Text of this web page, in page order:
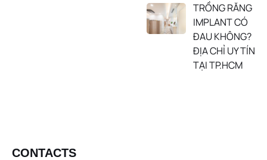
TRỒNG RĂNG
IMPLANT CÓ
ĐAU KHÔNG?
ĐỊA CHỈ UY TÍN
TẠI TP.HCM
CONTACTS